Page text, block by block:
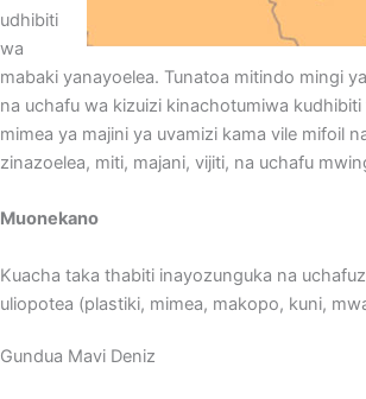
udhibiti
wa
mabaki yanayoelea. Tunatoa mitindo mingi
na uchafu wa kizuizi kinachotumiwa
mimea ya majini ya uvamizi kama vile mifoil
zinazoelea, miti, majani, vijiti, na uchafu
Muonekano
Kuacha taka thabiti inayozunguka na
uliopotea (plastiki, mimea, makopo, kuni,
Gundua Mavi Deniz